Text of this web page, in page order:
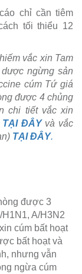
chỉ cần tiêm
tối thiểu 12
vắc xin Tam
ngừng sản
cúm Tứ giá
được 4 chủng
chi tiết vắc xin
TẠI ĐÂY và vắc
TẠI ĐÂY.
được 3
A/H3N2
cúm bất hoạt
bất hoạt và
nhưng vẫn
ngừa cúm